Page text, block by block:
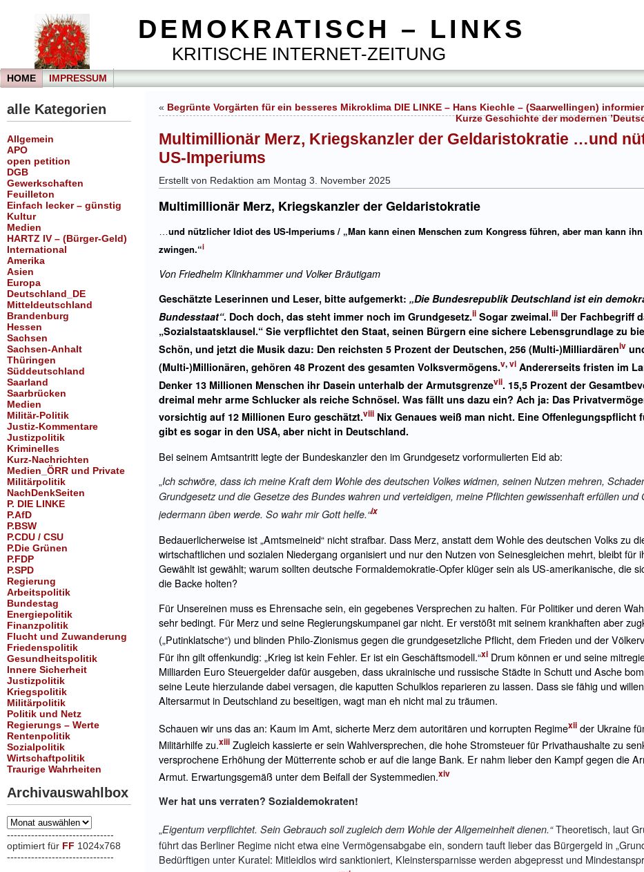
DEMOKRATISCH – LINKS
KRITISCHE INTERNET-ZEITUNG
HOME IMPRESSUM
alle Kategorien
Allgemein
APO
open petition
DGB
Gewerkschaften
Feuilleton
Einfach lecker – günstig
Kultur
Medien
HARTZ IV – (Bürger-Geld)
International
Amerika
Asien
Europa
Deutschland_DE
Mitteldeutschland
Brandenburg
Hessen
Sachsen
Sachsen-Anhalt
Thüringen
Süddeutschland
Saarland
Saarbrücken
Medien
Militär-Politik
Justiz-Kommentare
Justizpolitik
Kriminelles
Kurz-Nachrichten
Medien_ÖRR und Private
Militärpolitik
NachDenkSeiten
P. DIE LINKE
P.AfD
P.BSW
P.CDU / CSU
P.Die Grünen
P.FDP
P.SPD
Regierung
Arbeitspolitik
Bundestag
Energiepolitik
Finanzpolitik
Flucht und Zuwanderung
Friedenspolitik
Gesundheitspolitik
Innere Sicherheit
Justizpolitik
Kriegspolitik
Militärpolitik
Politik und Netz
Regierungs – Werte
Rentenpolitik
Sozialpolitik
Wirtschaftpolitik
Traurige Wahrheiten
Archivauswahlbox
Archivauswahlbox
-------------------------------
optimiert für FF 1024x768
-------------------------------
« Begrünte Vorgärten für ein besseres Mikroklima DIE LINKE – Hans Kiechle – (Saarwellingen)
Kurze Geschichte der modernen
Multimillionär Merz, Kriegskanzler der Geldaristokratie …und
US-Imperiums
Erstellt von Redaktion am Montag 3. November 2025
Multimillionär Merz, Kriegskanzler der Geldaristokratie
und nützlicher Idiot des US-Imperiums / „Man kann einen Menschen zum Kongress führen, aber man kann
zwingen.“i
Von Friedhelm Klinkhammer und Volker Bräutigam
Geschätzte Leserinnen und Leser, bitte aufgemerkt: „Die Bundesrepublik Deutschland ist ein
Bundesstaat“. Doch doch, das steht immer noch im Grundgesetz.ii Sogar zweimal.iii Der Fachbegriff
„Sozialstaatsklausel.“ Sie verpflichtet den Staat, seinen Bürgern eine sichere Lebensgrundlage zu
Schön, und jetzt die Musik dazu: Den reichsten 5 Prozent der Deutschen, 256 (Multi-)Milliardäreniv
(Multi-)Millionären, gehören 48 Prozent des gesamten Volksvermögens.v,vi Andererseits fristen im
Denker 13 Millionen Menschen ihr Dasein unterhalb der Armutsgrenzevii. 15,5 Prozent der
dreimal mehr arme Schlucker als reiche Schnösel. Was fällt uns dazu ein? Ach ja: Das
vorsichtig auf 12 Millionen Euro geschätzt.viii Nix Genaues weiß man nicht. Eine Offenlegungspflicht
gibt es sogar in den USA, aber nicht in Deutschland.
Bei seinem Amtsantritt legte der Bundeskanzler den im Grundgesetz vorformulierten Eid ab:
„Ich schwöre, dass ich meine Kraft dem Wohle des deutschen Volkes widmen, seinen Nutzen mehren,
Grundgesetz und die Gesetze des Bundes wahren und verteidigen, meine Pflichten gewissenhaft erfüllen und
jedermann üben werde. So wahr mir Gott helfe.“ix
Bedauerlicherweise ist „Amtsmeineid“ nicht strafbar. Dass Merz, anstatt dem Wohle des deutschen Volks zu
wirtschaftlichen und sozialen Niedergang organisiert und nur den Nutzen von Seinesgleichen mehrt, bleibt für
Gewählt ist gewählt; warum sollten deutsche Formaldemokratie-Opfer klüger sein als US-amerikanische, die
die Backe holten?
Für Unsereinen muss es Ehrensache sein, ein gegebenes Versprechen zu halten. Für Politiker und deren
sehr bedingt. Für Merz und seine Regierungskumpanei gar nicht. Er verstößt mit seinem krankhaften aber
(„Putinklatsche“) und blinden Philo-Zionismus gegen die grundgesetzliche Pflicht, dem Frieden und der
Für ihn gilt offenkundig: „Krieg ist kein Fehler. Er ist ein Geschäftsmodell.“xi Drum können er und seine
Milliarden Euro Steuergelder dafür ausgeben, dass ukrainische und russische Städte in Schutt und Asche
seine Leute hierzulande dabei versagen, die kaputten Schulklos reparieren zu lassen. Dass sie fähig und
Altersarmut in Deutschland zu beseitigen, wagt man eh nicht mal zu träumen.
Schauen wir uns das an: Kaum im Amt, sicherte Merz dem autoritären und korrupten Regimexii der Ukraine
Militärhilfe zu.xiii Zugleich kassierte er sein Wahlversprechen, die hohe Stromsteuer für Privathaushalte zu
versprochene Erhöhung der Mütterrente schob er auf die lange Bank. Er nahm lieber den Kampf gegen die
Armut. Erwartungsgemäß unter dem Beifall der Systemmedien.xiv
Wer hat uns verraten? Sozialdemokraten!
Eigentum verpflichtet. Sein Gebrauch soll zugleich dem Wohle der Allgemeinheit dienen.“Theoretisch, laut
führt das Berliner Regime nicht etwa eine Vermögensabgabe ein, sondern tauft lieber das Bürgergeld in
Bedürftigen unter Kuratel: Mitleidlos wird sanktioniert, Kleinstersparnisse werden abgepresst und